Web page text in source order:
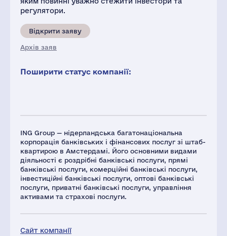
ING Group — нідерландська багатонаціональна
корпорація банківських і фінансових послуг зі штаб-
квартирою в Амстердамі. Його основними видами
діяльності є роздрібні банківські послуги, прямі
банківські послуги, комерційні банківські послуги,
інвестиційні банківські послуги, оптові банківські
послуги, приватні банківські послуги, управління
активами та страхові послуги.
Сайт компанії
регулятори.
Відкрити заяву
Архів заяв
Поширити статус компанії: